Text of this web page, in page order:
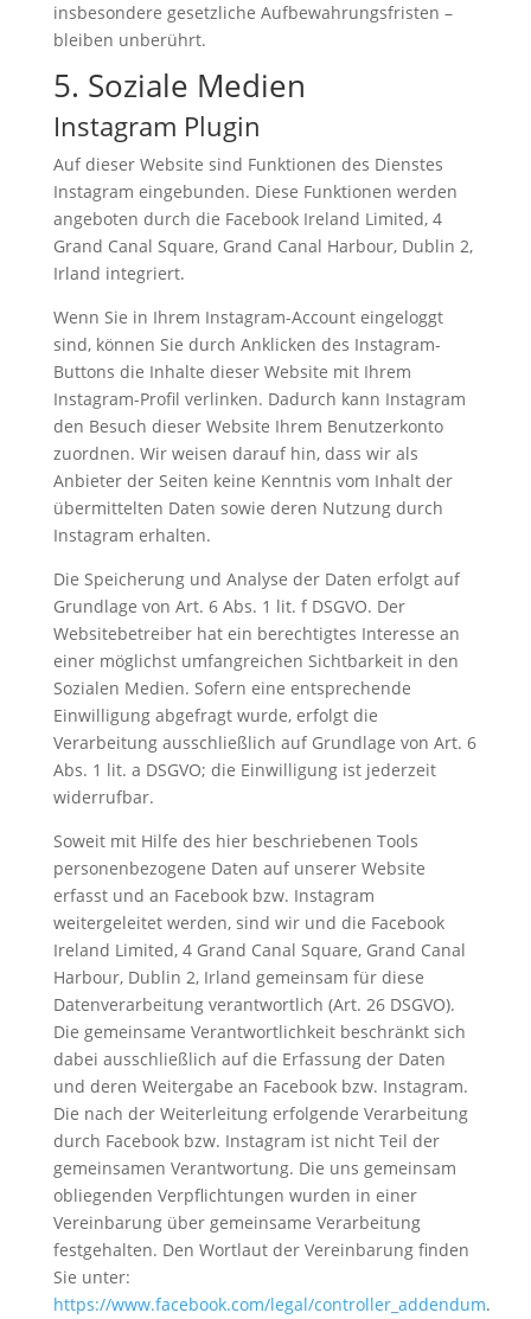
insbesondere gesetzliche Aufbewahrungsfristen –
bleiben unberührt.
5. Soziale Medien
Instagram Plugin
Auf dieser Website sind Funktionen des Dienstes
Instagram eingebunden. Diese Funktionen werden
angeboten durch die Facebook Ireland Limited, 4
Grand Canal Square, Grand Canal Harbour, Dublin 2,
Irland integriert.
Wenn Sie in Ihrem Instagram-Account eingeloggt
sind, können Sie durch Anklicken des Instagram-
Buttons die Inhalte dieser Website mit Ihrem
Instagram-Profil verlinken. Dadurch kann Instagram
den Besuch dieser Website Ihrem Benutzerkonto
zuordnen. Wir weisen darauf hin, dass wir als
Anbieter der Seiten keine Kenntnis vom Inhalt der
übermittelten Daten sowie deren Nutzung durch
Instagram erhalten.
Die Speicherung und Analyse der Daten erfolgt auf
Grundlage von Art. 6 Abs. 1 lit. f DSGVO. Der
Websitebetreiber hat ein berechtigtes Interesse an
einer möglichst umfangreichen Sichtbarkeit in den
Sozialen Medien. Sofern eine entsprechende
Einwilligung abgefragt wurde, erfolgt die
Verarbeitung ausschließlich auf Grundlage von Art. 6
Abs. 1 lit. a DSGVO; die Einwilligung ist jederzeit
widerrufbar.
Soweit mit Hilfe des hier beschriebenen Tools
personenbezogene Daten auf unserer Website
erfasst und an Facebook bzw. Instagram
weitergeleitet werden, sind wir und die Facebook
Ireland Limited, 4 Grand Canal Square, Grand Canal
Harbour, Dublin 2, Irland gemeinsam für diese
Datenverarbeitung verantwortlich (Art. 26 DSGVO).
Die gemeinsame Verantwortlichkeit beschränkt sich
dabei ausschließlich auf die Erfassung der Daten
und deren Weitergabe an Facebook bzw. Instagram.
Die nach der Weiterleitung erfolgende Verarbeitung
durch Facebook bzw. Instagram ist nicht Teil der
gemeinsamen Verantwortung. Die uns gemeinsam
obliegenden Verpflichtungen wurden in einer
Vereinbarung über gemeinsame Verarbeitung
festgehalten. Den Wortlaut der Vereinbarung finden
Sie unter:
https://www.facebook.com/legal/controller_addendum.